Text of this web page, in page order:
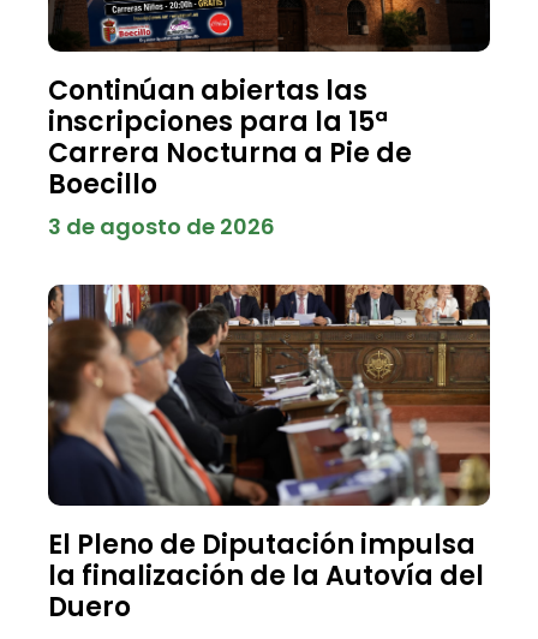
Continúan abiertas las
inscripciones para la 15ª
Carrera Nocturna a Pie de
Boecillo
3 de agosto de 2026
El Pleno de Diputación impulsa
la finalización de la Autovía del
Duero